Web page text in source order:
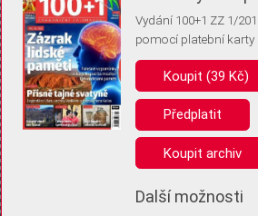
Pro základní fungování webu nepotřebujeme
(tzv. cookies apod.). Rádi bychom vás ale
uložením volitelných informací:
Anonymní unikátní ID
Díky němu příště poznáme, že se jedná o
Identifikátor je zcela anonymní.
Vydání 100+1 ZZ 1/
pomocí platební karty
Koupit (39 Kč)
Předplatit
Koupit archiv
Další možnosti